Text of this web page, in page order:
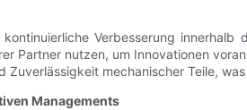
Verbesserung
Partner nutzen, um Innovationen
mechanischer Teile,
Managements